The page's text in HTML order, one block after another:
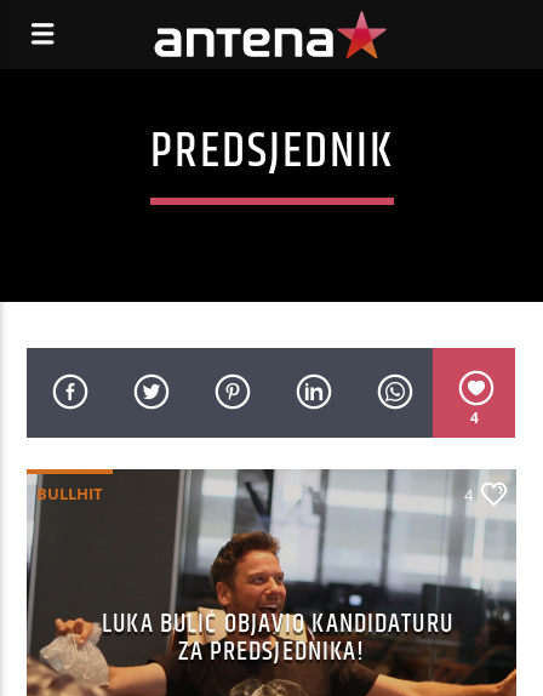
PREDSJEDNIK
4
BULLHIT 4
LUKA BULIĆ OBJAVIO KANDIDATURU
ZA PREDSJEDNIKA!